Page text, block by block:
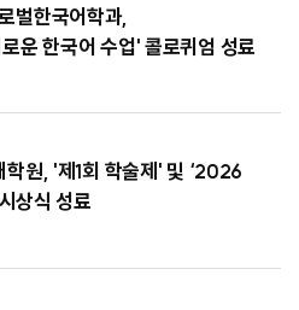
벌한국어학과,
운 한국어 수업' 콜로퀴엄 성료
원, '제1회 학술제' 및 ‘2026
상식 성료